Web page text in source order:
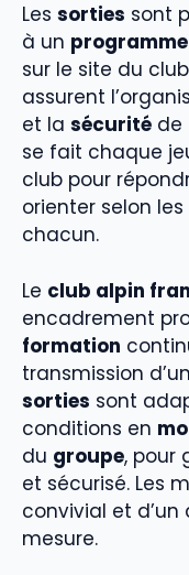
Les sorties sont
à un programme
sur le site du
assurent
et la sécurité de
se fait chaque
club pour
orienter selon
chacun.
Le club alpin
encadrement
formation
transmission
sorties sont
conditions en
du groupe, pour
et sécurisé. Les
convivial et
mesure.